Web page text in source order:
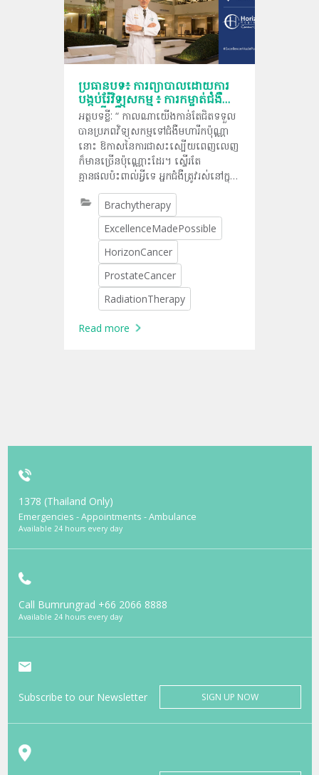
ប្រធានបទ៖ ការព្យាបាលដោយការ
បង្កប់រ៉ែវិទ្យុសកម្ម ៖ ការកម្ចាត់ជំងឺ
មហារីកគឺជាការងារខាងក្នុង
អត្ថបទខ្លីៈ “ កាលណាយើងកាន់តែជិតទទួល
បានប្រភពវិទ្យុសកម្មទៅជំងឺមហារីកប៉ុណ្ណា
នោះ ឱកាសនៃការជាសះស្បើយពេញលេញ
ក៏មានច្រើនប៉ុណ្ណោះដែរ។ ស្ទើរតែ
គ្មានផលប៉ះពាល់អ្វីទេ អ្នកជំងឺត្រូវរស់នៅក្នុង
ជីវិតដែលធម្មតាឡើងវិញ” ។ វេជ្ជបណ្ឌិត
Apichart Panichevaluk អ្នកជំនាញខាង
ជំងឺមហារីកវិទ្យុសកម្មជាន់ខ្ពស់នៅ
មជ្ឈមណ្ឌលមហារីកក្នុងតំបន់ Horizon
សង្ខេបពីអត្ថប្រយោជន៍នៃការព្យាបាលដោយ
ការបង្កប់រ៉ែវិទ្យុសកម្មសម្រាប់អ្នកជំងឺដែលត្រូវ
ឆ្លងកាត់ការព្យាបាលដោយកាំរស្មី។
Brachytherapy
ExcellenceMadePossible
HorizonCancer
ProstateCancer
RadiationTherapy
Read more
1378 (Thailand Only)
Emergencies - Appointments - Ambulance
Available 24 hours every day
Call Bumrungrad +66 2066 8888
Available 24 hours every day
Subscribe to our Newsletter SIGN UP NOW